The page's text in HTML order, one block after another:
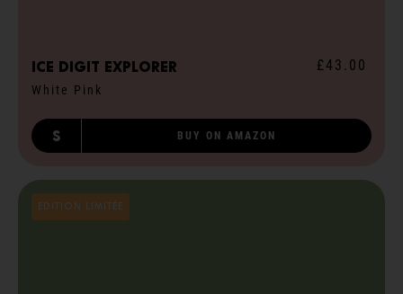
ICE digit explorer
White Pink
£43.00
S BUY ON AMAZON
EDITION LIMITÉE